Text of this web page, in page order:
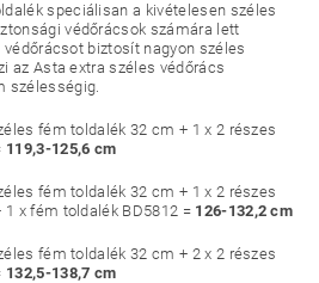
speciálisan a kivételesen széles
védőrácsok számára lett
biztosít nagyon széles
az Asta extra széles védőrács
szélességig.
fém toldalék 32 cm + 1 x 2 részes
119,3-125,6 cm
fém toldalék 32 cm + 1 x 2 részes
x fém toldalék BD5812 = 126-132,2 cm
fém toldalék 32 cm + 2 x 2 részes
132,5-138,7 cm